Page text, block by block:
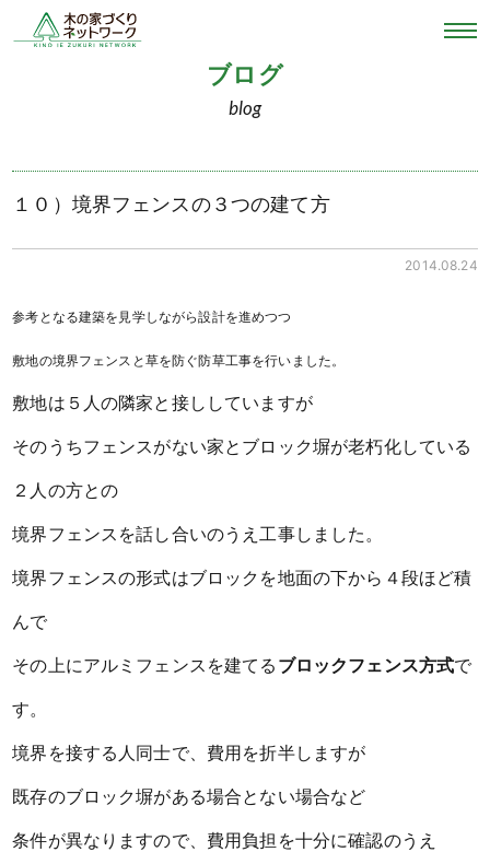
ブログ
blog
１０）境界フェンスの３つの建て方
2014.08.24
参考となる建築を見学しながら設計を進めつつ
敷地の境界フェンスと草を防ぐ防草工事を行いました。
敷地は５人の隣家と接ししていますが
そのうちフェンスがない家とブロック塀が老朽化している
２人の方との
境界フェンスを話し合いのうえ工事しました。
境界フェンスの形式はブロックを地面の下から４段ほど積
んで
その上にアルミフェンスを建てる ブロックフェンス方式で
す。
境界を接する人同士で、費用を折半しますが
既存のブロック塀がある場合とない場合など
条件が異なりますので、費用負担を十分に確認のうえ